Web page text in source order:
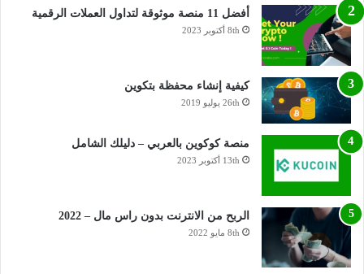
أفضل 11 منصة موثوقة لتداول العملات الرقمية
8th أكتوبر 2023
كيفية إنشاء محفظة بتكوين
26th يوليو 2019
منصة كوكوين بالعربي – دليلك الشامل
13th أكتوبر 2023
الربح من الانترنت بدون راس مال – 2022
8th مايو 2022